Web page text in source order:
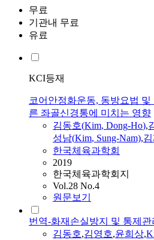
무료
기관내 무료
유료
KCI등재
코어안정화운동, 동방요법
른 좌골신경통에 미치는 영향
김동호(Kim, Dong-Ho),
성남(Kim, Sung-Nam),
한국체육과학회
2019
한국체육과학회지
Vol.28 No.4
원문보기
번역-화재손실방지 및 통제관
김동호,김영호,윤희상,